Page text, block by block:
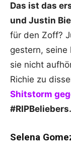
Das ist das
und Justin
für den Zoff?
gestern, seine
sie nicht
Richie zu
Shitstorm
#RIPBeliebers.
Selena